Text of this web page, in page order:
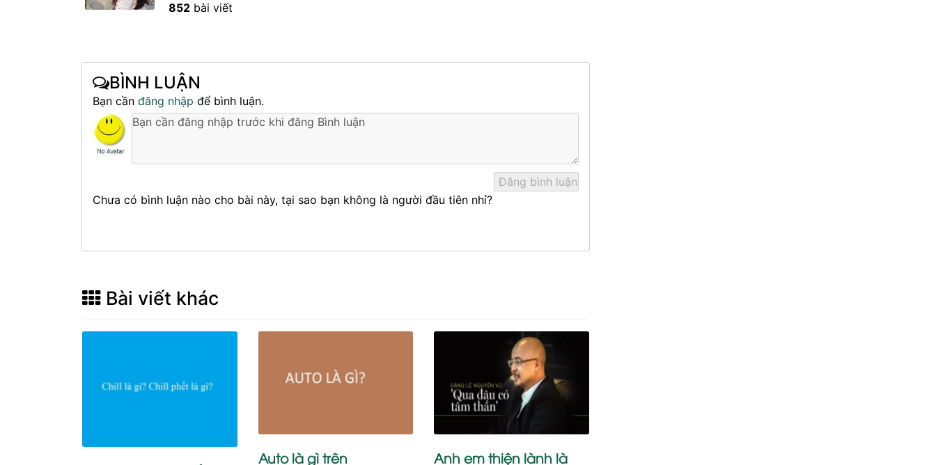
852 bài viết
BÌNH LUẬN
Bạn cần đăng nhập để bình luận.
Chưa có bình luận nào cho bài này, tại sao bạn không là người đầu tiên nhỉ?
Bài viết khác
Auto là gì trên Anh em thiện lành là